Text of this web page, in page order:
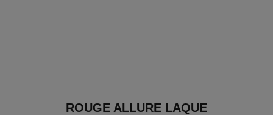
ROUGE ALLURE LAQUE